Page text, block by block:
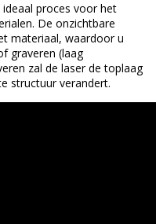
proces voor het
De onzichtbare
materiaal, waardoor u
graveren (laag
zal de laser de toplaag
structuur verandert.